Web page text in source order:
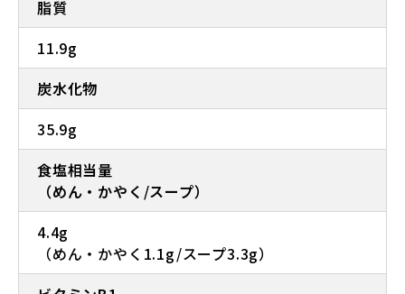
脂質
11.9g
炭水化物
35.9g
食塩相当量
（めん・かやく/スープ）
4.4g
（めん・かやく1.1g/スープ3.3g）